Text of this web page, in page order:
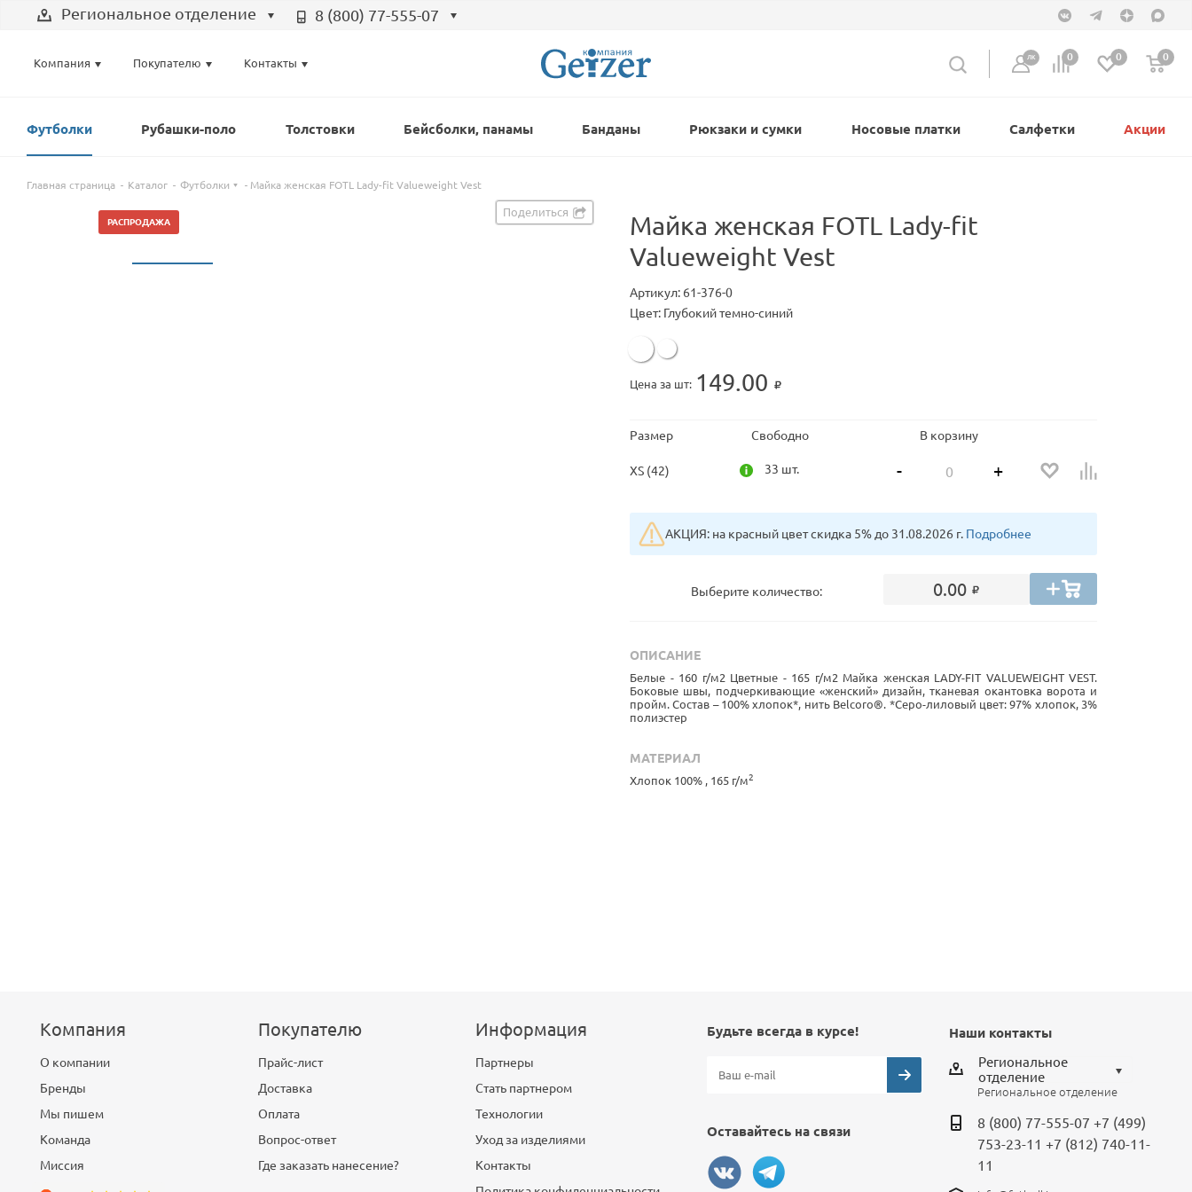
Региональное отделение 8 (800) 77-555-07
Компания Покупателю Контакты ЛК 0 0 0
Футболки Рубашки-поло Толстовки Бейсболки, панамы Банданы Рюкзаки и сумки Носовые платки Салфетки Акции
Главная страница Каталог Футболки Майка женская FOTL Lady-fit Valueweight Vest
РАСПРОДАЖА
Поделиться
Майка женская FOTL Lady-fit
Valueweight Vest
Артикул: 61-376-0
Цвет: Глубокий темно-синий
Цена за шт: 149.00
Размер Свободно В корзину
XS (42) 33 шт. - +
АКЦИЯ: на красный цвет скидка 5% до 31.08.2026 г. Подробнее
Выберите количество: 0.00
ОПИСАНИЕ
Белые - 160 г/м2 Цветные - 165 г/м2 Майка женская LADY-FIT VALUEWEIGHT VEST.
Боковые швы, подчеркивающие «женский» дизайн, тканевая окантовка ворота и
пройм. Состав – 100% хлопок*, нить Belcoro®. *Серо-лиловый цвет: 97% хлопок, 3%
полиэстер
МАТЕРИАЛ
Хлопок 100% , 165 г/м2
Компания
О компании
Бренды
Мы пишем
Команда
Миссия
Покупателю
Прайс-лист
Доставка
Оплата
Вопрос-ответ
Где заказать нанесение?
Информация
Партнеры
Стать партнером
Технологии
Уход за изделиями
Контакты
Будьте всегда в курсе!
Оставайтесь на связи
Наши контакты
Региональное
отделение
Выберите отделение
Региональное отделение
Региональное отделение
8 (800) 77-555-07+7 (499)
753-23-11+7 (812) 740-11-
11